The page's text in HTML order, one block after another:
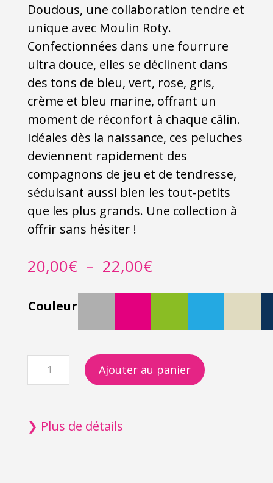
Doudous, une collaboration tendre et
unique avec Moulin Roty.
Confectionnées dans une fourrure
ultra douce, elles se déclinent dans
des tons de bleu, vert, rose, gris,
crème et bleu marine, offrant un
moment de réconfort à chaque câlin.
Idéales dès la naissance, ces peluches
deviennent rapidement des
compagnons de jeu et de tendresse,
séduisant aussi bien les tout-petits
que les plus grands. Une collection à
offrir sans hésiter !
20,00€ – 22,00€Plage
22,00€
Couleur
quantité
de
Le
Moyen
Doudou
Ajouter au panier
❯ Plus de détails